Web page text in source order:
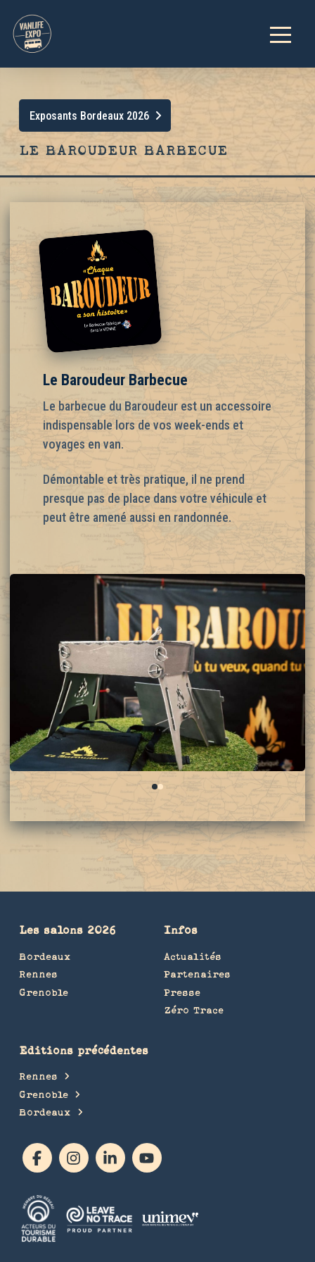
Exposants Bordeaux 2026
LE BAROUDEUR BARBECUE
Le Baroudeur Barbecue
Le barbecue du Baroudeur est un accessoire
indispensable lors de vos week-ends et
voyages en van.
Démontable et très pratique, il ne prend
presque pas de place dans votre véhicule et
peut être amené aussi en randonnée.
01
Les salons 2026
Bordeaux
Rennes
Grenoble
Infos
Actualités
Partenaires
Presse
Zéro Trace
Editions précédentes
Rennes
Grenoble
Bordeaux